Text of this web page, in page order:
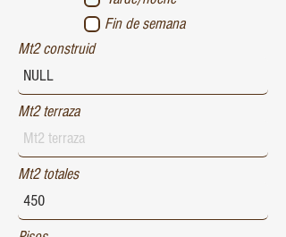
Fin de semana
Mt2 construid
Mt2 terraza
Mt2 totales